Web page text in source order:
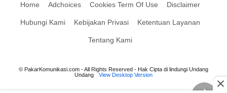
Home Adchoices Cookies Term Of Use Disclaimer
Hubungi Kami Kebijakan Privasi Ketentuan Layanan
Tentang Kami
© PakarKomunikasi.com - All Rights Reserved - Hak Cipta di lindungi Undang
Undang
View Desktop Version